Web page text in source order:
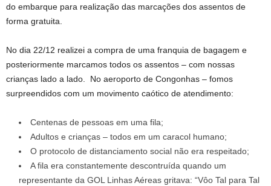
do embarque para realização das marcações dos assentos de
forma gratuita.
No dia 22/12 realizei a compra de uma franquia de bagagem e
posteriormente marcamos todos os assentos – com nossas
crianças lado a lado. No aeroporto de Congonhas – fomos
surpreendidos com um movimento caótico de atendimento:
Centenas de pessoas em uma fila;
Adultos e crianças – todos em um caracol humano;
O protocolo de distanciamento social não era respeitado;
A fila era constantemente descontruída quando um
representante da GOL Linhas Aéreas gritava: “Vôo Tal para Tal